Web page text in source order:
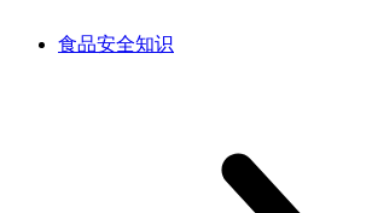
食品安全知识